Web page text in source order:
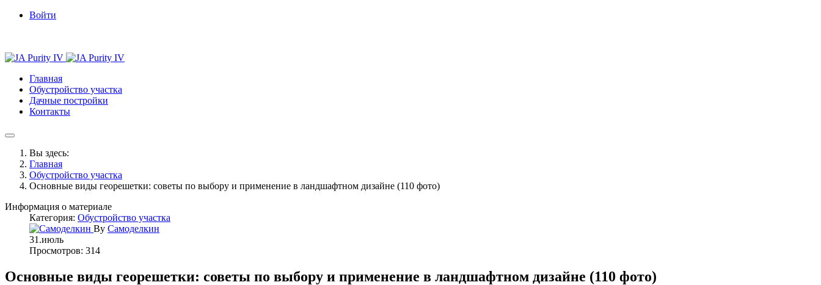
Войти
Главная
Обустройство участка
Дачные постройки
Контакты
Вы здесь:
Главная
Обустройство участка
Основные виды георешетки: советы по выбору и применение в ландшафтном дизайне (110 фото)
Информация о материале
Категория: Обустройство участка
By Самоделкин
31.июль
Просмотров: 314
Основные виды георешетки: советы по выбору и применение в ландшафтном дизайне (110 фото)